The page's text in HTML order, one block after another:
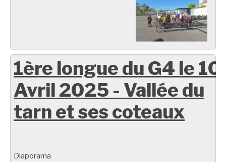
1ère longue du G4 le 10
Avril 2025 - Vallée du
tarn et ses coteaux
Diaporama